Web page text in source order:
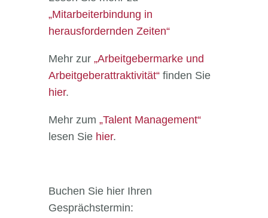
„Mitarbeiterbindung in
herausfordernden Zeiten“
Mehr zur „Arbeitgebermarke und
Arbeitgeberattraktivität“finden Sie
hier.
Mehr zum „Talent Management“
lesen Sie hier.
Buchen Sie hier Ihren
Gesprächstermin: